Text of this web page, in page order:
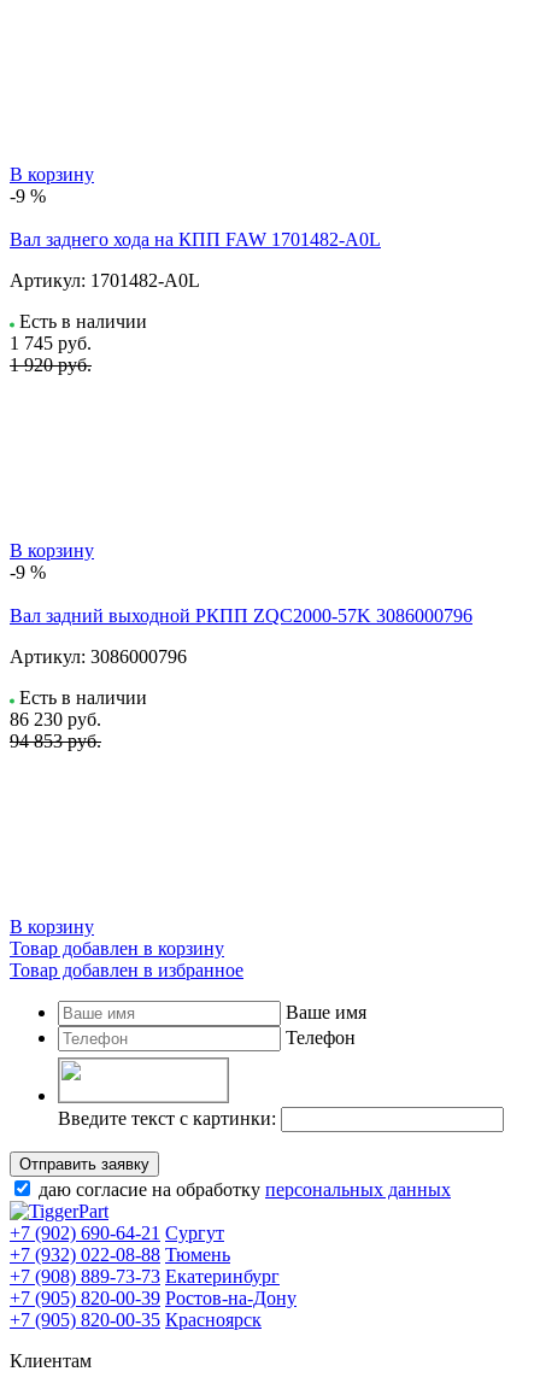
В корзину
-9 %
Вал заднего хода на КПП FAW 1701482-A0L
Артикул: 1701482-A0L
Есть в наличии
1 745 руб.
1 920 руб.
В корзину
-9 %
Вал задний выходной РКПП ZQC2000-57K 3086000796
Артикул: 3086000796
Есть в наличии
86 230 руб.
94 853 руб.
В корзину
Товар добавлен в корзину
Товар добавлен в избранное
Ваше имя
Телефон
Введите текст с картинки:
Отправить заявку
даю согласие на обработку персональных данных
+7 (902) 690-64-21 Сургут
+7 (932) 022-08-88 Тюмень
+7 (908) 889-73-73 Екатеринбург
+7 (905) 820-00-39 Ростов-на-Дону
+7 (905) 820-00-35 Красноярск
Клиентам